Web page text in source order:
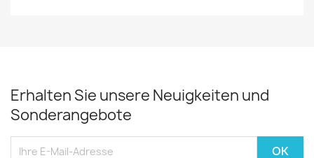
Erhalten Sie unsere Neuigkeiten und
Sonderangebote